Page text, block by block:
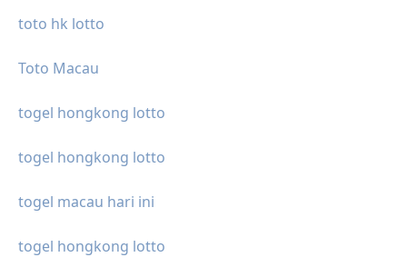
toto hk lotto
Toto Macau
togel hongkong lotto
togel hongkong lotto
togel macau hari ini
togel hongkong lotto